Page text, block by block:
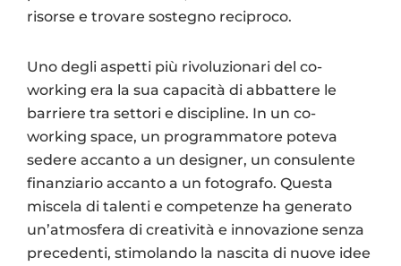
risorse e trovare sostegno reciproco.
Uno degli aspetti più rivoluzionari del co-
working era la sua capacità di abbattere le
barriere tra settori e discipline. In un co-
working space, un programmatore poteva
sedere accanto a un designer, un consulente
finanziario accanto a un fotografo. Questa
miscela di talenti e competenze ha generato
un’atmosfera di creatività e innovazione senza
precedenti, stimolando la nascita di nuove idee